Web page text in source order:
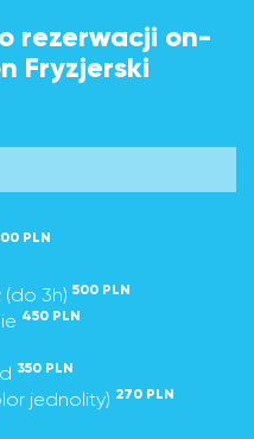
rezerwacji on-
Fryzjerski
PLN
(do 3h) 500 PLN
450 PLN
350 PLN
jednolity) 270 PLN